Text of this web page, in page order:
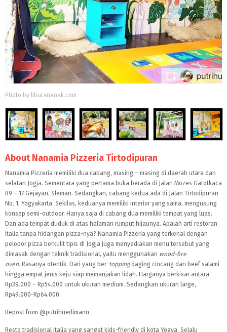
Photo by liburananak.com
About Nanamia Pizzeria Tirtodipuran
Nanamia Pizzeria memiliki dua cabang, masing – masing di daerah utara dan
selatan Jogja. Sementara yang pertama buka berada di Jalan Mozes Gatotkaca
B9 – 17 Gejayan, Sleman. Sedangkan, cabang kedua ada di Jalan Tirtodipuran
No. 1, Yogyakarta. Sekilas, keduanya memiliki interior yang sama, mengusung
konsep semi-outdoor. Hanya saja di cabang dua memiliki tempat yang luas.
Dan ada tempat duduk di atas halaman rumput hijaunya. Apalah arti restoran
Italia tanpa hidangan pizza-nya? Nanamia Pizzeria yang terkenal dengan
pelopor pizza berkulit tipis di Jogja juga menyediakan menu tersebut yang
dimasak dengan teknik tradisional, yaitu menggunakan wood-fire
oven. Rasanya otentik. Dari yang ber-toppingdaging cincang dan beef salami
hingga empat jenis keju siap memanjakan lidah. Harganya berkisar antara
Rp39.000 – Rp54.000 untuk ukuran medium. Sedangkan ukuran large,
Rp49.000-Rp64.000.
Repost from @putrihuerlimann
Resto tradisional Italia yang sangat kids-friendly di kota Yogya. Selalu